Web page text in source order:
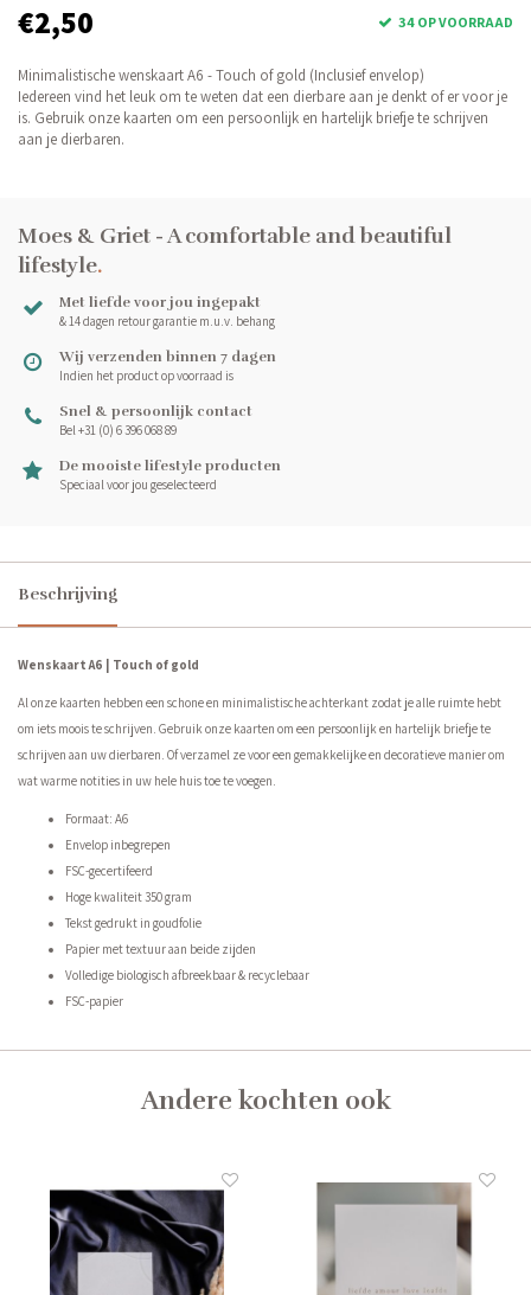
€2,50 34 OP VOORRAAD
Minimalistische wenskaart A6 - Touch of gold (Inclusief envelop)
Iedereen vind het leuk om te weten dat een dierbare aan je denkt of er voor je
is. Gebruik onze kaarten om een persoonlijk en hartelijk briefje te schrijven
aan je dierbaren.
Moes & Griet - A comfortable and beautiful
lifestyle.
Met liefde voor jou ingepakt
& 14 dagen retour garantie m.u.v. behang
Wij verzenden binnen 7 dagen
Indien het product op voorraad is
Snel & persoonlijk contact
Bel +31 (0) 6 396 068 89
De mooiste lifestyle producten
Speciaal voor jou geselecteerd
Beschrijving
Wenskaart A6 | Touch of gold
Al onze kaarten hebben een schone en minimalistische achterkant zodat je alle ruimte hebt
om iets moois te schrijven. Gebruik onze kaarten om een persoonlijk en hartelijk briefje te
schrijven aan uw dierbaren. Of verzamel ze voor een gemakkelijke en decoratieve manier om
wat warme notities in uw hele huis toe te voegen.
Formaat: A6
Envelop inbegrepen
FSC-gecertifeerd
Hoge kwaliteit 350 gram
Tekst gedrukt in goudfolie
Papier met textuur aan beide zijden
Volledige biologisch afbreekbaar & recyclebaar
FSC-papier
Andere kochten ook